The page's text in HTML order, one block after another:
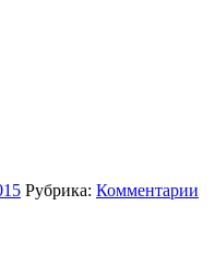
Рубрика: Комментарии